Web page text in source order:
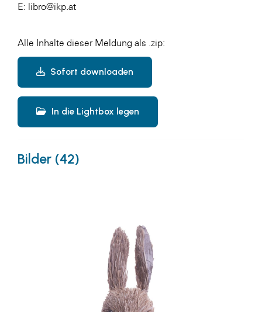
E: libro@ikp.at
Alle Inhalte dieser Meldung als .zip:
Sofort downloaden
In die Lightbox legen
Bilder (42)